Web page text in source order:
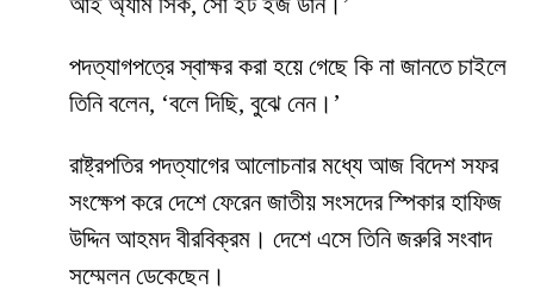
পদত্যাগপত্রে স্বাক্ষর করা হয়ে গেছে কি না জানতে চাইলে
তিনি বলেন, ‘বলে দিছি, বুঝে নেন।’
রাষ্ট্রপতির পদত্যাগের আলোচনার মধ্যে আজ বিদেশ সফর
সংক্ষেপ করে দেশে ফেরেন জাতীয় সংসদের স্পিকার হাফিজ
উদ্দিন আহমদ বীরবিক্রম। দেশে এসে তিনি জরুরি সংবাদ
সম্মেলন ডেকেছেন।